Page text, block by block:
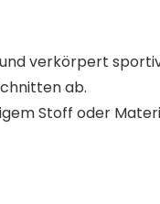
und verkörpert
ab.
Stoff oder